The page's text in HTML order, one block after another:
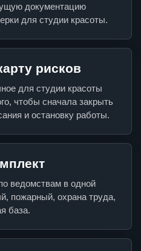
документацию
для студии красоты.
рисков
для студии красоты
чтобы сначала закрыть
и остановку работы.
ведомствам в одной
пожарный, охрана труда,
база.